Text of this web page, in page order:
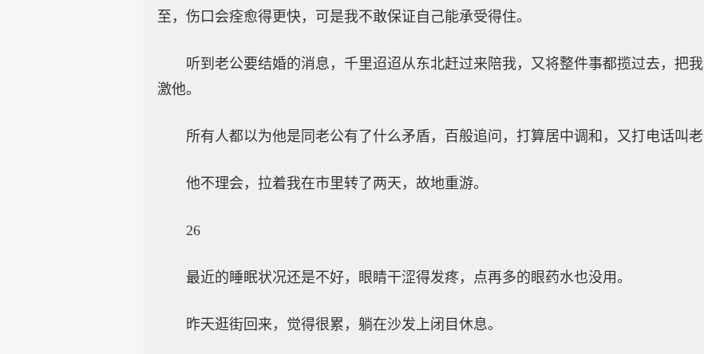
至，伤口会痊愈得更快，可是我不敢保证自己能承受得住。
听到老公要结婚的消息，千里迢迢从东北赶过来陪我，又将整件事都揽过去，把
激他。
所有人都以为他是同老公有了什么矛盾，百般追问，打算居中调和，又打电话叫老
他不理会，拉着我在市里转了两天，故地重游。
26
最近的睡眠状况还是不好，眼睛干涩得发疼，点再多的眼药水也没用。
昨天逛街回来，觉得很累，躺在沙发上闭目休息。